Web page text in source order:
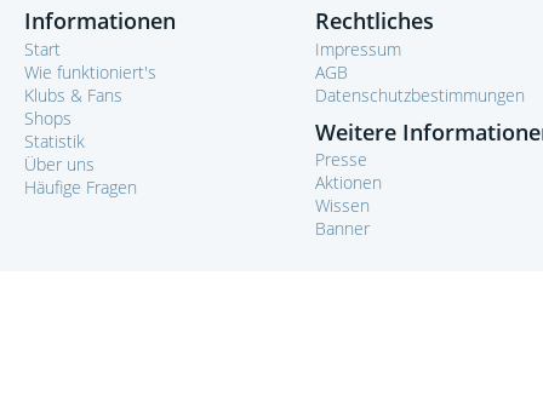
Informationen
Start
Wie funktioniert's
Klubs & Fans
Shops
Statistik
Über uns
Häufige Fragen
Rechtliches
Impressum
AGB
Datenschutzbestimmungen
Weitere
Presse
Aktionen
Wissen
Banner